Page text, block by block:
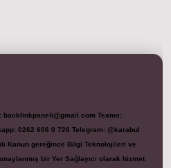
backlinkpaneli@gmail.com Teams:
0262 606 0 726 Telegram: @karabul
Kanun gereğince Bilgi Teknolojileri ve
bir Yer Sağlayıcı olarak hizmet